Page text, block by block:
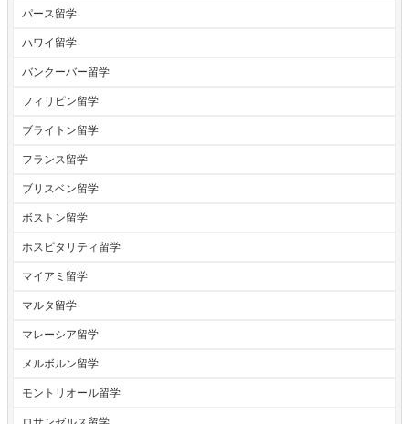
パース留学
ハワイ留学
バンクーバー留学
フィリピン留学
ブライトン留学
フランス留学
ブリスベン留学
ボストン留学
ホスピタリティ留学
マイアミ留学
マルタ留学
マレーシア留学
メルボルン留学
モントリオール留学